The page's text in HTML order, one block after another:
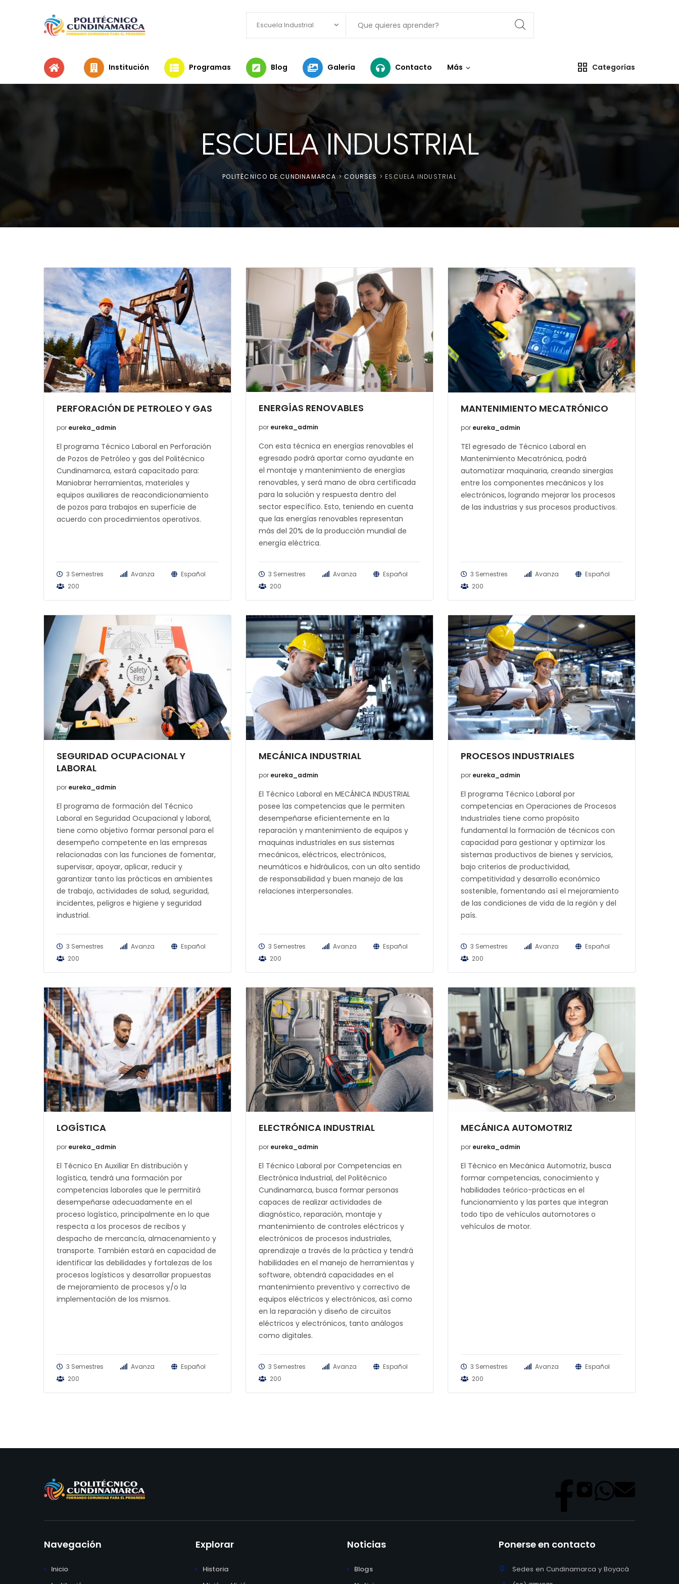
Escuela Industrial
Institución Programas Blog Galería Contacto Más Categorías
ESCUELA INDUSTRIAL
POLITÉCNICO DE CUNDINAMARCA >COURSES >ESCUELA INDUSTRIAL
PERFORACIÓN DE PETROLEO Y GAS
por eureka_admin
El programa Técnico Laboral en Perforación
de Pozos de Petróleo y gas del Politécnico
Cundinamarca, estará capacitado para:
Maniobrar herramientas, materiales y
equipos auxiliares de reacondicionamiento
de pozos para trabajos en superficie de
acuerdo con procedimientos operativos.
3 Semestres Avanza
Español
200
ENERGÍAS RENOVABLES
por eureka_admin
Con esta técnica en energías renovables el
egresado podrá aportar como ayudante en
el montaje y mantenimiento de energías
renovables, y será mano de obra certificada
para la solución y respuesta dentro del
sector específico. Esto, teniendo en cuenta
que las energías renovables representan
más del 20% de la producción mundial de
energía eléctrica.
3 Semestres Avanza
Español
200
MANTENIMIENTO MECATRÓNICO
por eureka_admin
TEl egresado de Técnico Laboral en
Mantenimiento Mecatrónica, podrá
automatizar maquinaria, creando sinergias
entre los componentes mecánicos y los
electrónicos, logrando mejorar los procesos
de las industrias y sus procesos productivos.
3 Semestres Avanza
Español
200
SEGURIDAD OCUPACIONAL Y
LABORAL
por eureka_admin
El programa de formación del Técnico
Laboral en Seguridad Ocupacional y laboral,
tiene como objetivo formar personal para el
desempeño competente en las empresas
relacionadas con las funciones de fomentar,
supervisar, apoyar, aplicar, reducir y
garantizar tanto las prácticas en ambientes
de trabajo, actividades de salud, seguridad,
incidentes, peligros e higiene y seguridad
industrial.
3 Semestres Avanza
Español
200
MECÁNICA INDUSTRIAL
por eureka_admin
El Técnico Laboral en MECÁNICA INDUSTRIAL
posee las competencias que le permiten
desempeñarse eficientemente en la
reparación y mantenimiento de equipos y
maquinas industriales en sus sistemas
mecánicos, eléctricos, electrónicos,
neumáticos e hidráulicos, con un alto sentido
de responsabilidad y buen manejo de las
relaciones interpersonales.
3 Semestres Avanza
Español
200
PROCESOS INDUSTRIALES
por eureka_admin
El programa Técnico Laboral por
competencias en Operaciones de Procesos
Industriales tiene como propósito
fundamental la formación de técnicos con
capacidad para gestionar y optimizar los
sistemas productivos de bienes y servicios,
bajo criterios de productividad,
competitividad y desarrollo económico
sostenible, fomentando así el mejoramiento
de las condiciones de vida de la región y del
país.
3 Semestres Avanza
Español
200
LOGÍSTICA
por eureka_admin
El Técnico En Auxiliar En distribución y
logística, tendrá una formación por
competencias laborales que le permitirá
desempeñarse adecuadamente en el
proceso logístico, principalmente en lo que
respecta a los procesos de recibos y
despacho de mercancía, almacenamiento y
transporte. También estará en capacidad de
identificar las debilidades y fortalezas de los
procesos logísticos y desarrollar propuestas
de mejoramiento de procesos y/o la
implementación de los mismos.
3 Semestres Avanza
Español
200
ELECTRÓNICA INDUSTRIAL
por eureka_admin
El Técnico Laboral por Competencias en
Electrónica Industrial, del Politécnico
Cundinamarca, busca formar personas
capaces de realizar actividades de
diagnóstico, reparación, montaje y
mantenimiento de controles eléctricos y
electrónicos de procesos industriales,
aprendizaje a través de la práctica y tendrá
habilidades en el manejo de herramientas y
software, obtendrá capacidades en el
mantenimiento preventivo y correctivo de
equipos eléctricos y electrónicos, así como
en la reparación y diseño de circuitos
eléctricos y electrónicos, tanto análogos
como digitales.
3 Semestres Avanza
Español
200
MECÁNICA AUTOMOTRIZ
por eureka_admin
El Técnico en Mecánica Automotriz, busca
formar competencias, conocimiento y
habilidades teórico-prácticas en el
funcionamiento y las partes que integran
todo tipo de vehículos automotores o
vehículos de motor.
3 Semestres Avanza
Español
200
Navegación
Inicio
Explorar
Historia
Noticias
Blogs
Ponerse en contacto
Sedes en Cundinamarca y Boyacá